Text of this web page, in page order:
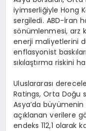
iyimserliğiyle Hong
sergiledi. ABD-İran
sönümlenmesi, arz
enerji maliyetlerini
enflasyonist
sıkılaştırma riskini
Uluslararası
Ratings, Orta Doğu
Asya’da
açıklanan verilere
endeks 112,1 olarak